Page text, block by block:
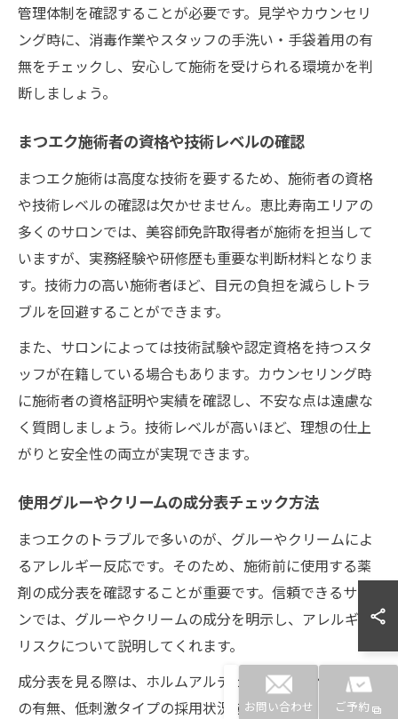
管理体制を確認することが必要です。見学やカウンセリ
ング時に、消毒作業やスタッフの手洗い・手袋着用の有
無をチェックし、安心して施術を受けられる環境かを判
断しましょう。
まつエク施術者の資格や技術レベルの確認
まつエク施術は高度な技術を要するため、施術者の資格
や技術レベルの確認は欠かせません。恵比寿南エリアの
多くのサロンでは、美容師免許取得者が施術を担当して
いますが、実務経験や研修歴も重要な判断材料となりま
す。技術力の高い施術者ほど、目元の負担を減らしトラ
ブルを回避することができます。
また、サロンによっては技術試験や認定資格を持つスタ
ッフが在籍している場合もあります。カウンセリング時
に施術者の資格証明や実績を確認し、不安な点は遠慮な
く質問しましょう。技術レベルが高いほど、理想の仕上
がりと安全性の両立が実現できます。
使用グルーやクリームの成分表チェック方法
まつエクのトラブルで多いのが、グルーやクリームによ
るアレルギー反応です。そのため、施術前に使用する薬
剤の成分表を確認することが重要です。信頼できるサロ
ンでは、グルーやクリームの成分を明示し、アレルギー
リスクについて説明してくれます。
成分表を見る際は、ホルムアルデヒドや刺激性化学物質
の有無、低刺激タイプの採用状況を確認しましょう。過
お問い合わせ ご予約